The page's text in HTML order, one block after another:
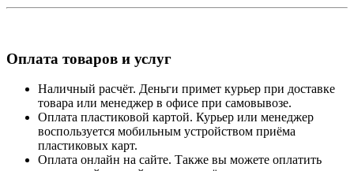
Оплата товаров и услуг
Наличный расчёт. Деньги примет курьер при доставке
товара или менеджер в офисе при самовывозе.
Оплата пластиковой картой. Курьер или менеджер
воспользуется мобильным устройством приёма
пластиковых карт.
Оплата онлайн на сайте. Также вы можете оплатить